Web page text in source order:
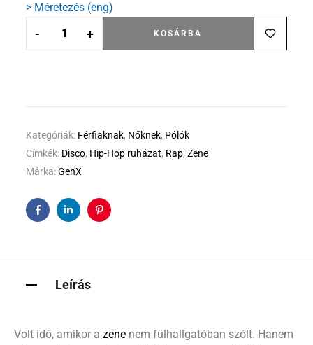
> Méretezés (eng)
- + KOSÁRBA
Kategóriák: Férfiaknak, Nőknek, Pólók
Címkék: Disco, Hip-Hop ruházat, Rap,Zene
Márka:GenX
FacebookLinkedinPinterest
Leírás
Volt idő, amikor a zene nem fülhallgatóban szólt. Hanem